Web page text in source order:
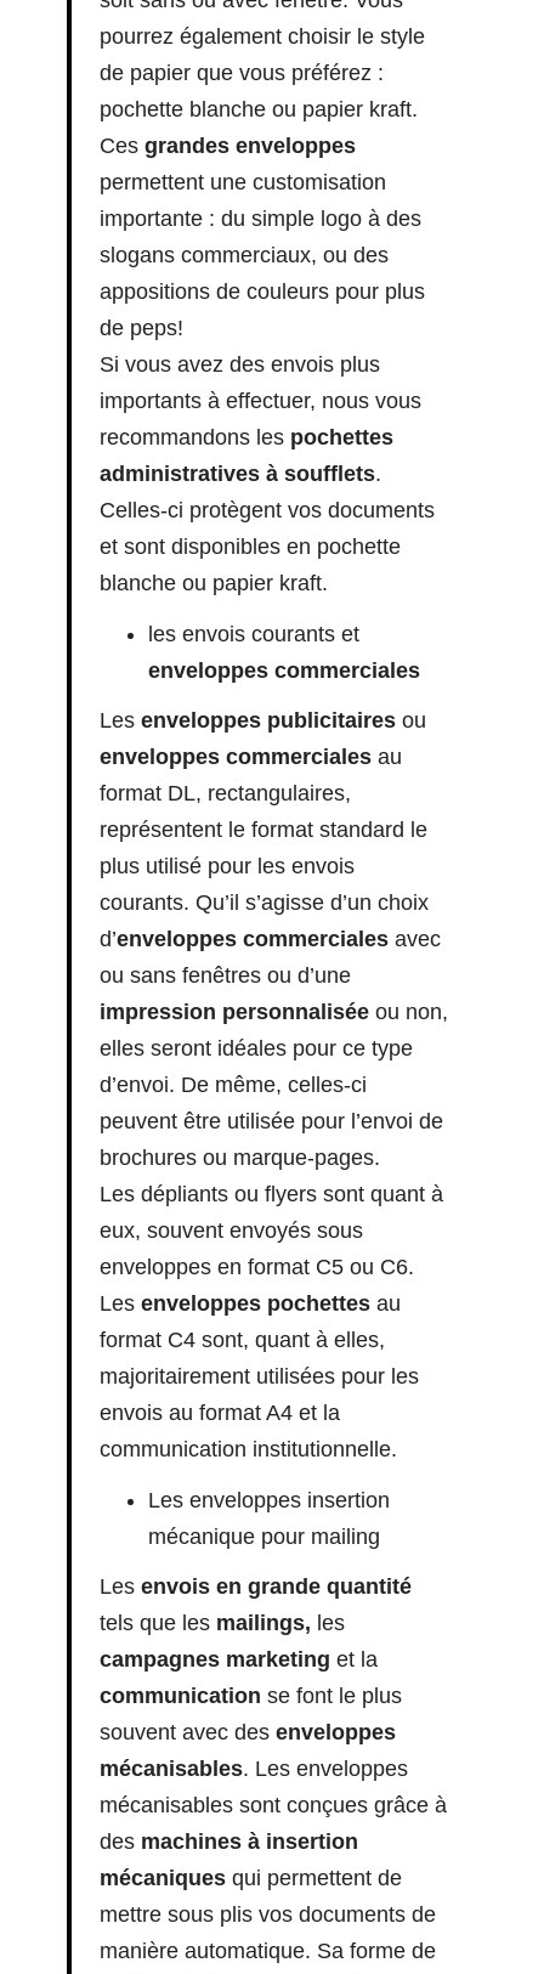
pourrez également choisir le style
de papier que vous préférez :
pochette blanche ou papier kraft.
Ces grandes enveloppes
permettent une customisation
importante : du simple logo à des
slogans commerciaux, ou des
appositions de couleurs pour plus
de peps!
Si vous avez des envois plus
importants à effectuer, nous vous
recommandons les pochettes
administratives à soufflets.
Celles-ci protègent vos documents
et sont disponibles en pochette
blanche ou papier kraft.
les envois courants et
enveloppes commerciales
Les enveloppes publicitairesou
enveloppes commercialesau
format DL, rectangulaires,
représentent le format standard le
plus utilisé pour les envois
courants. Qu’il s’agisse d’un choix
d’enveloppes commercialesavec
ou sans fenêtres ou d’une
impression personnaliséeou non,
elles seront idéales pour ce type
d’envoi. De même, celles-ci
peuvent être utilisée pour l’envoi de
brochures ou marque-pages.
Les dépliants ou flyers sont quant à
eux, souvent envoyés sous
enveloppes en format C5 ou C6.
Les enveloppes pochettesau
format C4 sont, quant à elles,
majoritairement utilisées pour les
envois au format A4 et la
communication institutionnelle.
Les enveloppes insertion
mécanique pour mailing
Les envois en grande quantité
tels que les mailings, les
campagnes marketing et la
communication se font le plus
souvent avec des enveloppes
mécanisables. Les enveloppes
mécanisables sont conçues grâce à
des machines à insertion
mécaniques qui permettent de
mettre sous plis vos documents de
manière automatique. Sa forme de